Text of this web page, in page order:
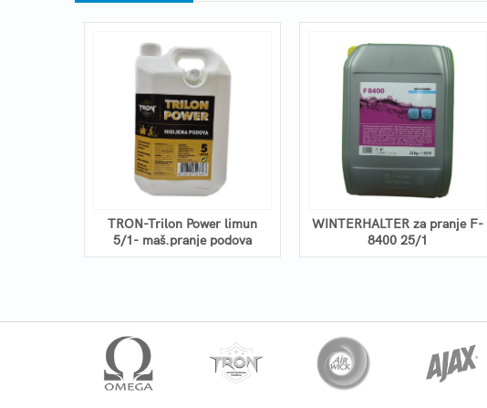
TRON-Trilon Power limun
5/1- maš.pranje podova
WINTERHALTER za pranje F-
8400 25/1